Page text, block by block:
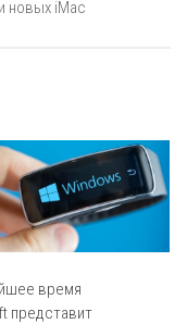
новых iMac
время
представит